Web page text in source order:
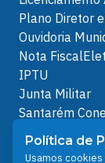
Plano Diretor
Ouvidoria
Nota
IPTU
Junta Militar
Santarém
Política de
People
Política de
Usamos